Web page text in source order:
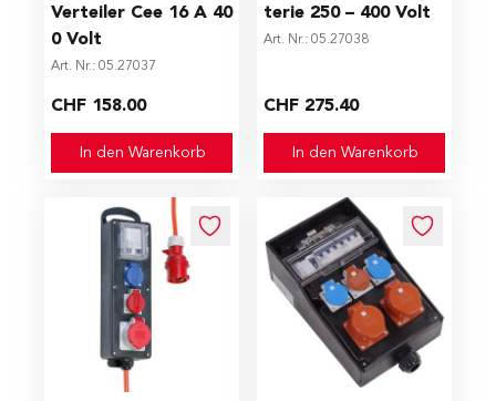
Verteiler Cee 16 A 40
0 Volt
Art. Nr.: 05.27037
CHF 158.00
In den Warenkorb
terie 250 – 400 Volt
Art. Nr.: 05.27038
CHF 275.40
In den Warenkorb